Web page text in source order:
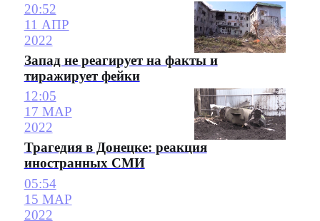
20:52
11 АПР
2022
Запад не реагирует на факты и
тиражирует фейки
12:05
17 МАР
2022
Трагедия в Донецке: реакция
иностранных СМИ
05:54
15 МАР
2022